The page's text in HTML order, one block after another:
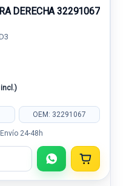
DERECHA 32291067
OEM: 32291067
Envío 24-48h